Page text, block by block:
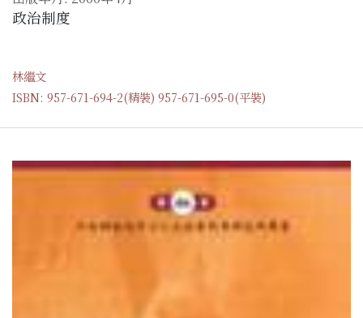
政治制度
林繼文
ISBN: 957-671-694-2(精裝) 957-671-695-0(平裝)